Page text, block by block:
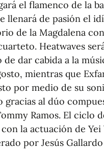
el flamenco de la
llenará de pasión el
de la Magdalena
Heatwaves
de dar cabida a la
mientras que
por medio de su
gracias al dúo
Ramos. El ciclo
la actuación de Yei
por Jesús